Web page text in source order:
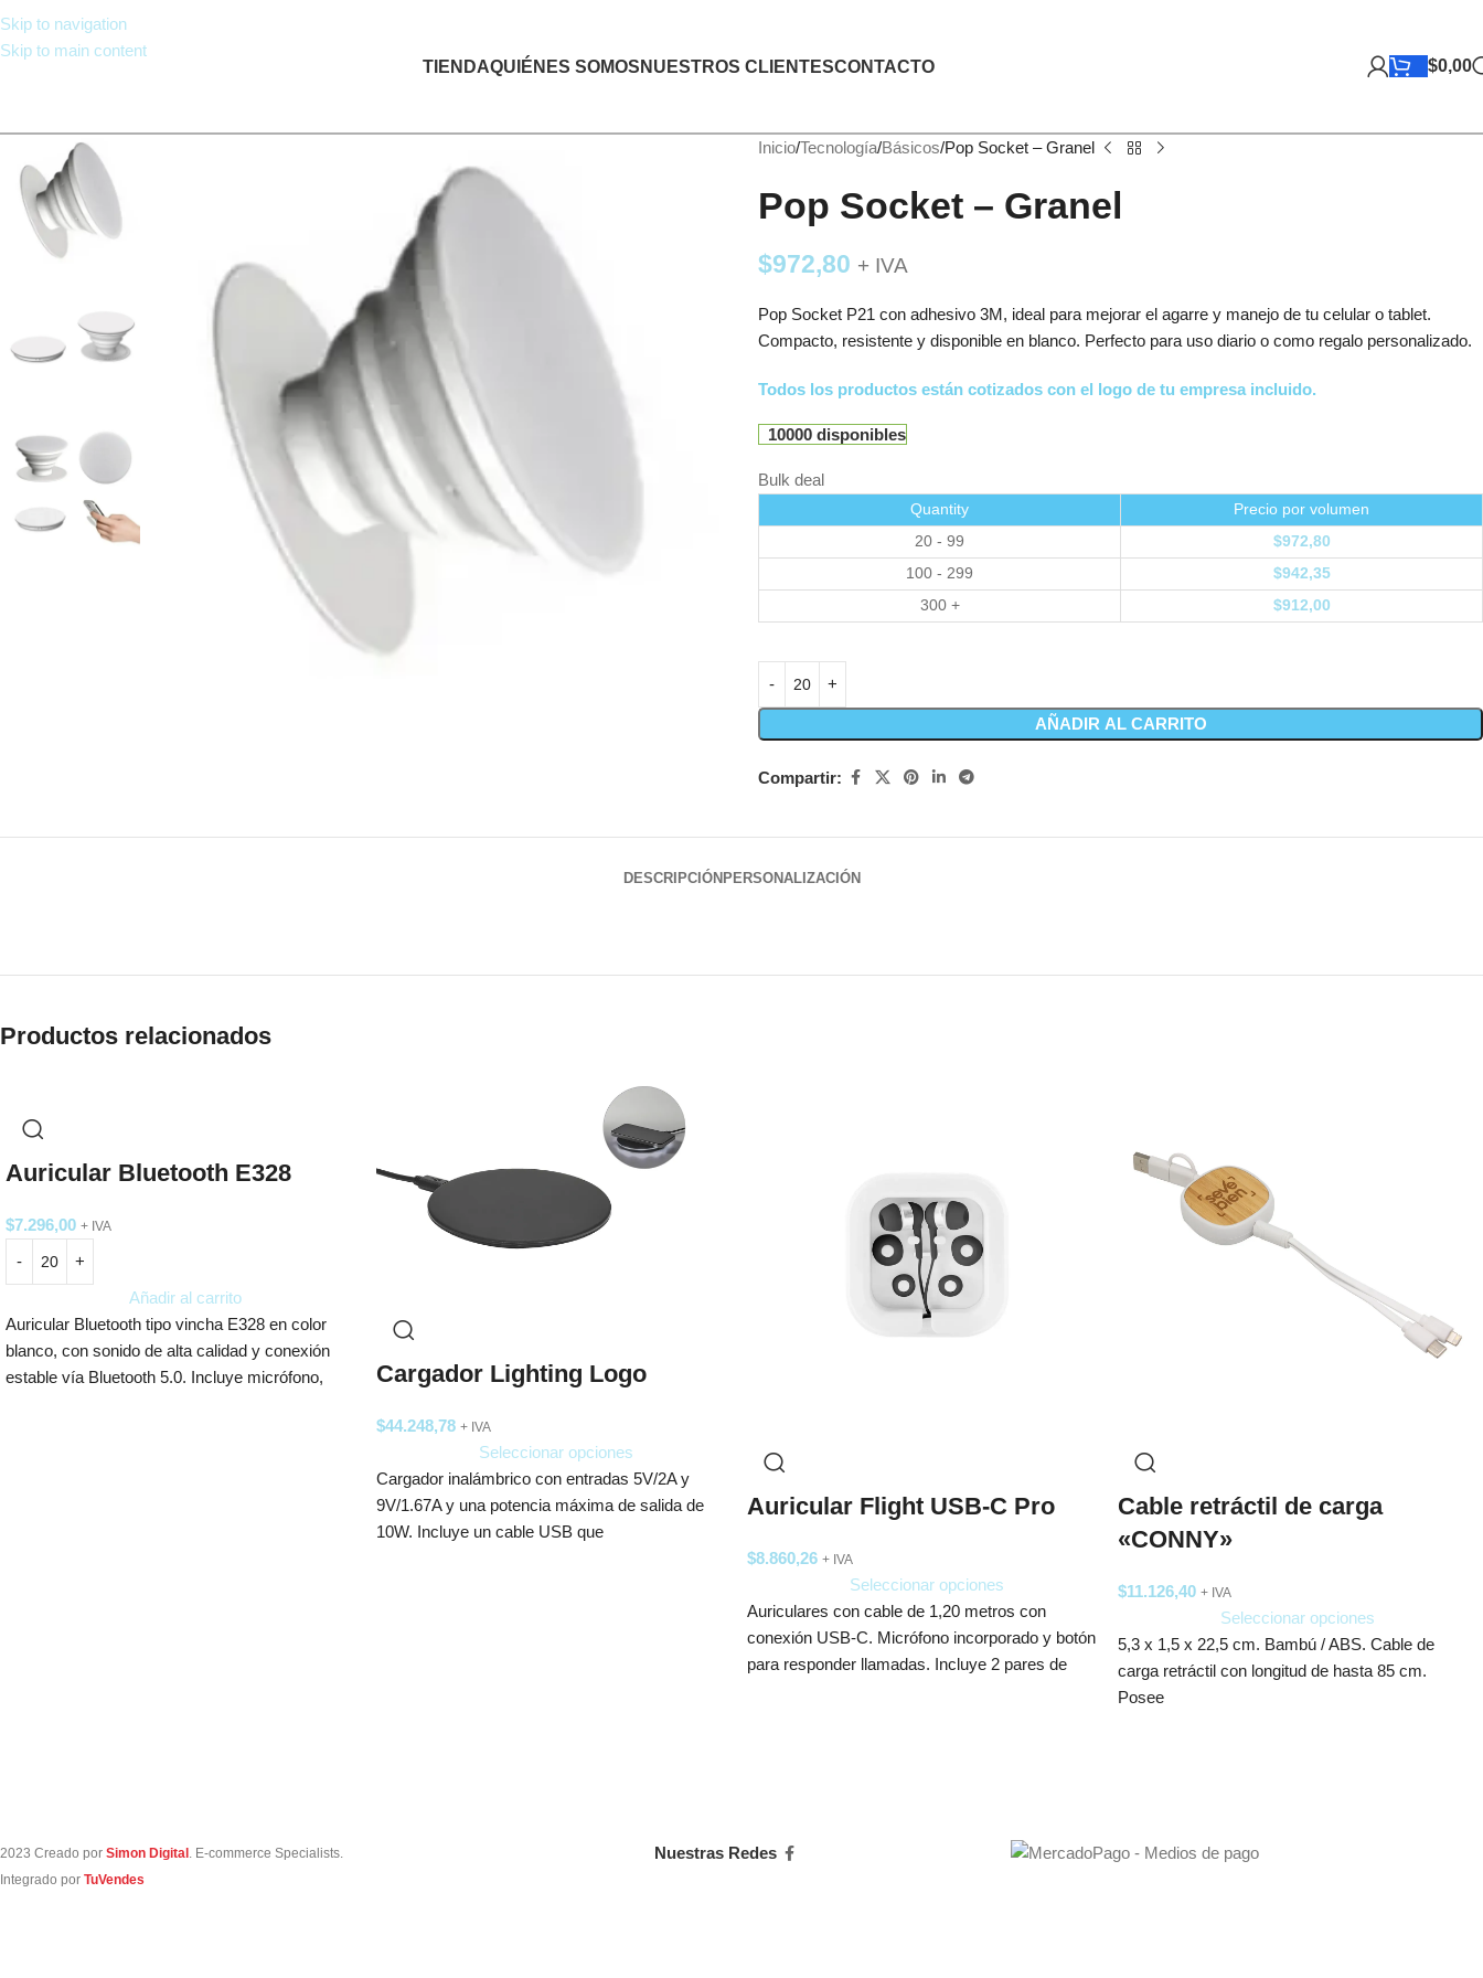
Skip to navigation
Skip to main content
TIENDAQUIÉNES SOMOS NUESTROS CLIENTESCONTACTO $0,00
Inicio Tecnología Básicos Pop Socket – Granel
Pop Socket – Granel
$972,80 + IVA
Pop Socket P21 con adhesivo 3M, ideal para mejorar el agarre y manejo de tu celular o tablet.
Compacto, resistente y disponible en blanco. Perfecto para uso diario o como regalo personalizado.
Todos los productos están cotizados con el logo de tu empresa incluido.
10000 disponibles
Bulk deal
Quantity
Precio por volumen
20 - 99
$972,80
100 - 299
$942,35
300 +
$912,00
AÑADIR AL CARRITO
Compartir:
DESCRIPCIÓN PERSONALIZACIÓN
Productos relacionados
Auricular Bluetooth E328
$7.296,00 + IVA
Añadir al carrito
Auricular Bluetooth tipo vincha E328 en color
blanco, con sonido de alta calidad y conexión
estable vía Bluetooth 5.0. Incluye micrófono,
Cargador Lighting Logo
$44.248,78 + IVA
Seleccionar opciones
Cargador inalámbrico con entradas 5V/2A y
9V/1.67A y una potencia máxima de salida de
10W. Incluye un cable USB que
Auricular Flight USB-C Pro
$8.860,26 + IVA
Seleccionar opciones
Auriculares con cable de 1,20 metros con
conexión USB-C. Micrófono incorporado y botón
para responder llamadas. Incluye 2 pares de
Cable retráctil de carga
«CONNY»
$11.126,40 + IVA
Seleccionar opciones
5,3 x 1,5 x 22,5 cm. Bambú / ABS. Cable de
carga retráctil con longitud de hasta 85 cm.
Posee
2023 Creado por Simon Digital . E-commerce Specialists.
Integrado por TuVendes
Nuestras Redes